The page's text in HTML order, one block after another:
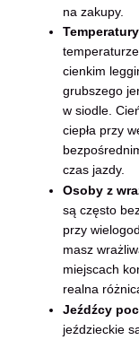
na zakupy.
cienkim
grubszego
w siodle.
ciepła przy
czas jazdy.
Osoby z
są często
przy
masz
miejscach
realna
Jeźdźcy
jeździeckie